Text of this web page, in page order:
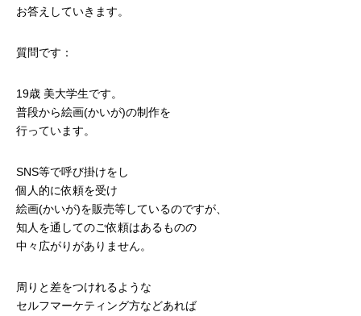
お答えしていきます。
質問です：
19歳 美大学生です。
普段から絵画(かいが)の制作を
行っています。
SNS等で呼び掛けをし
個人的に依頼を受け
絵画(かいが)を販売等しているのですが、
知人を通してのご依頼はあるものの
中々広がりがありません。
周りと差をつけれるような
セルフマーケティング方などあれば